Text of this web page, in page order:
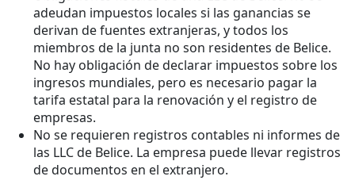
adeudan impuestos locales si las ganancias se
derivan de fuentes extranjeras, y todos los
miembros de la junta no son residentes de Belice.
No hay obligación de declarar impuestos sobre los
ingresos mundiales, pero es necesario pagar la
tarifa estatal para la renovación y el registro de
empresas.
No se requieren registros contables ni informes de
las LLC de Belice. La empresa puede llevar registros
de documentos en el extranjero.